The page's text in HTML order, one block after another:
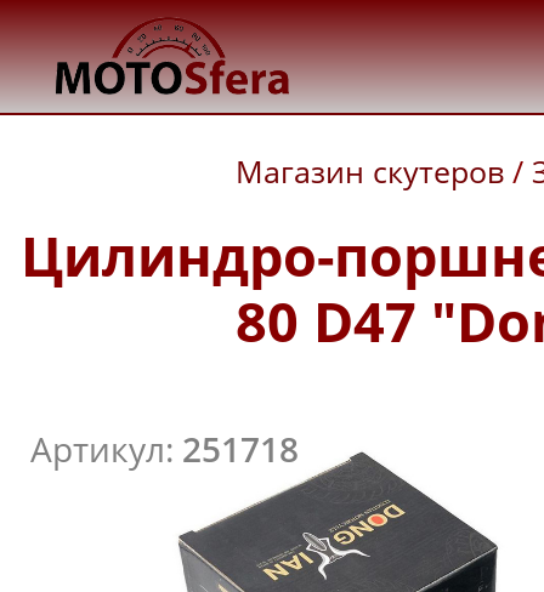
Магазин скутеров /
Цилиндро-
80 D47
Артикул: 251718